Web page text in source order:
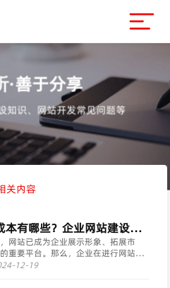
·善于分享
知识、网站开发常见问题等
关内容
本有哪些？企业网站建设费
？
网站已成为企业展示形象、拓展市
重要平台。那么，企业在进行网站建
些建设成本呢？又如何合理计算这些
12-19